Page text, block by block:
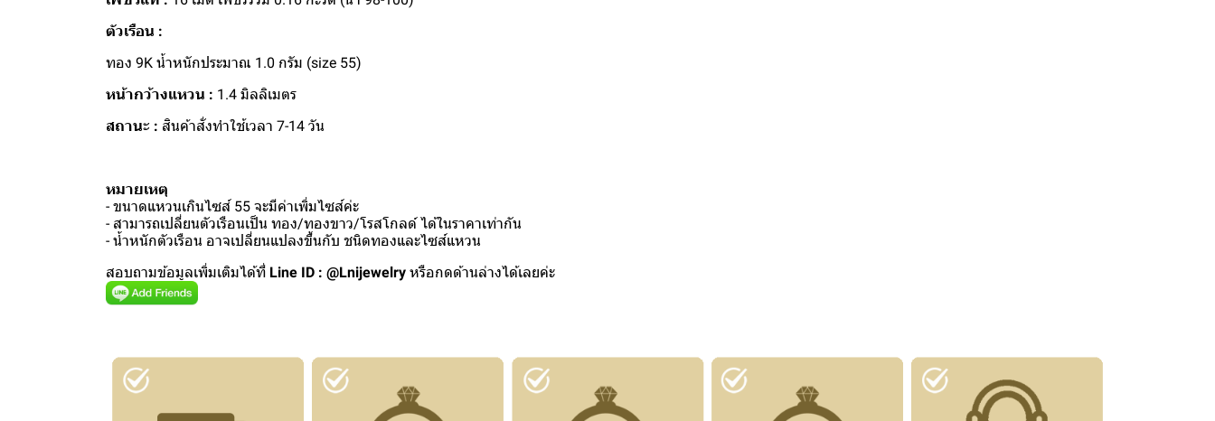
ตัวเรือน :
ทอง 9K น้ำหนักประมาณ 1.0 กรัม (size 55)
หน้ากว้างแหวน : 1.4 มิลลิเมตร
สถานะ : สินค้าสั่งทำใช้เวลา 7-14 วัน
หมายเหตุ
- ขนาดแหวนเกินไซส์ 55 จะมีค่าเพิ่มไซส์ค่ะ
- สามารถเปลี่ยนตัวเรือนเป็น ทอง/ทองขาว/โรสโกลด์ ได้ในราคาเท่ากัน
- น้ำหนักตัวเรือน อาจเปลี่ยนแปลงขึ้นกับ ชนิดทองและไซส์แหวน
สอบถามข้อมูลเพิ่มเติมได้ที่ Line ID : @Lnijewelry หรือกดด้านล่างได้เลยค่ะ